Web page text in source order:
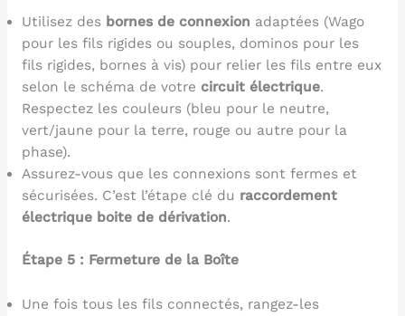
Utilisez des bornes de connexion adaptées (Wago
pour les fils rigides ou souples, dominos pour les
fils rigides, bornes à vis) pour relier les fils entre eux
selon le schéma de votre circuit électrique.
Respectez les couleurs (bleu pour le neutre,
vert/jaune pour la terre, rouge ou autre pour la
phase).
Assurez-vous que les connexions sont fermes et
sécurisées. C’est l’étape clé du raccordement
électrique boite de dérivation.
Étape 5 : Fermeture de la Boîte
Une fois tous les fils connectés, rangez-les